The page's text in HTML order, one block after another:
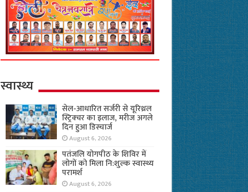
स्वास्थ्य
सेल-आधारित सर्जरी से यूरिथ्रल
स्ट्रिक्चर का इलाज, मरीज अगले
दिन हुआ डिस्चार्ज
August 6, 2026
पतंजलि योगपीठ के शिविर में
लोगों को मिला नि:शुल्क स्वास्थ्य
परामर्श
August 6, 2026